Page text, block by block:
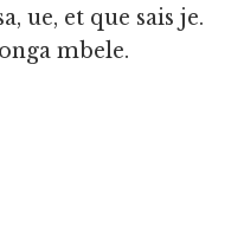
ue, et que sais je.
mbele.